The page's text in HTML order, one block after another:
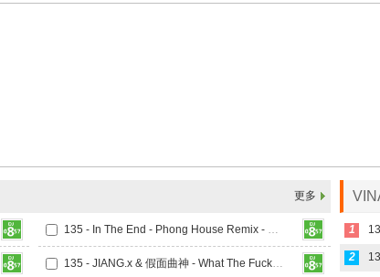
更多
135 - In The End - Phong House Remix - VINA
135 - JIANG.x & 假面曲神 - What The Fuck - VINA
1
2